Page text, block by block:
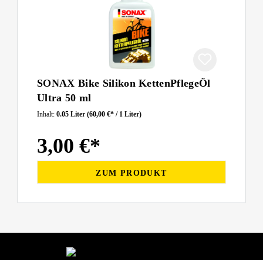
SONAX Bike Silikon KettenPflegeÖl
Ultra 50 ml
Inhalt: 0.05 Liter (60,00 €* / 1 Liter)
3,00 €*
ZUM PRODUKT